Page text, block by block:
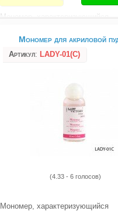
Мономер, характеризующийся
Предназначен исключительно
наружного применения.
любой акриловой пудрой как
Мономер для акриловой
Артикул: LADY-01(C)
(4.33 - 6 голосов)
Мономер, характеризующийся